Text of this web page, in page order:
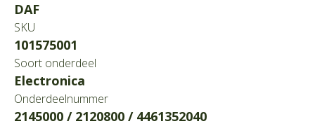
DAF
SKU
101575001
Soort onderdeel
Electronica
Onderdeelnummer
2145000 / 2120800 / 4461352040